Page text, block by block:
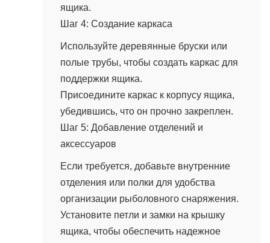
ящика.
Шаг 4: Создание каркаса
Используйте деревянные бруски или
полые трубы, чтобы создать каркас для
поддержки ящика.
Присоедините каркас к корпусу ящика,
убедившись, что он прочно закреплен.
Шаг 5: Добавление отделений и
аксессуаров
Если требуется, добавьте внутренние
отделения или полки для удобства
организации рыболовного снаряжения.
Установите петли и замки на крышку
ящика, чтобы обеспечить надежное